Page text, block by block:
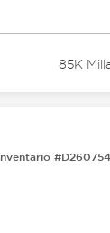
85K